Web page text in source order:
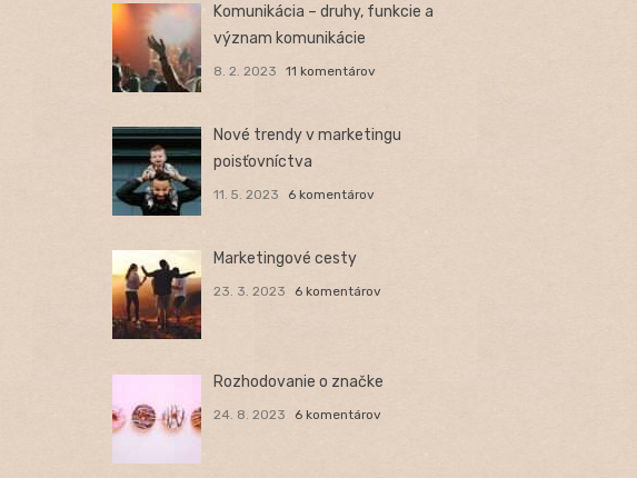
Komunikácia – druhy, funkcie a
význam komunikácie
8. 2. 2023 11 komentárov
Nové trendy v marketingu
poisťovníctva
11. 5. 2023 6 komentárov
Marketingové cesty
23. 3. 2023 6 komentárov
Rozhodovanie o značke
24. 8. 2023 6 komentárov